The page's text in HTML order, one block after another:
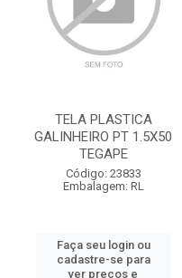
TELA PLASTICA
GALINHEIRO PT 1.5X50
TEGAPE
Código: 23833
Embalagem: RL
Faça seu login ou
cadastre-se para
ver preços e